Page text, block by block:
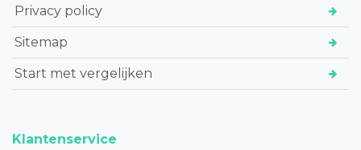
Privacy policy
Sitemap
Start met vergelijken
Klantenservice